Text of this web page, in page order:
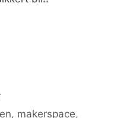
, makerspace,